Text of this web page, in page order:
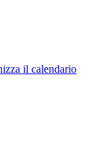
il calendario